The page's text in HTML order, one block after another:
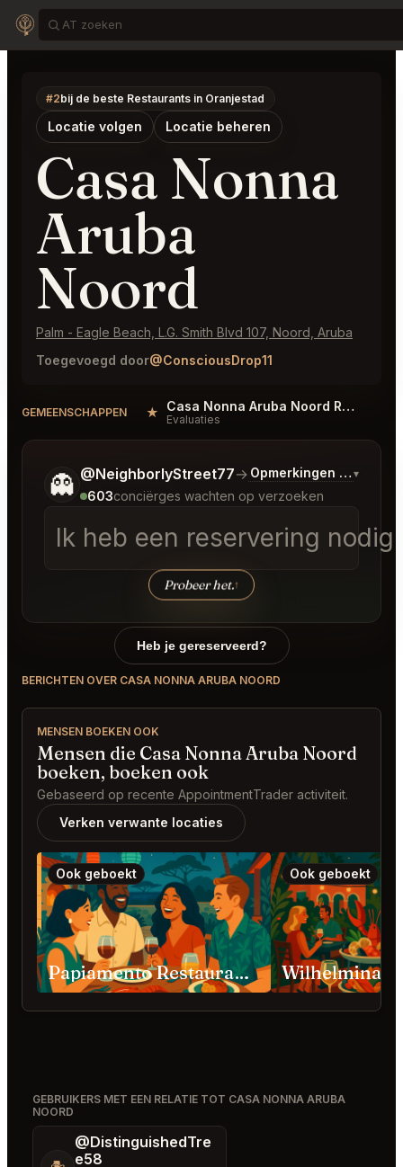
#2bij de beste Restaurants in Oranjestad
Locatie volgen Locatie beheren
Casa Nonna
Aruba
Noord
Palm - Eagle Beach, L.G. Smith Blvd 107, Noord, Aruba
Toegevoegd door@ConsciousDrop11
GEMEENSCHAPPEN ★ Casa Nonna Aruba Noord Reviews
Evaluaties
👻 @NeighborlyStreet77→ Opmerkingen over
▾
603conciërges wachten op verzoeken
Ik heb een reservering
Probeer het.↑
Vertel me wat je wilt.
Heb je gereserveerd?
BERICHTEN OVER CASA NONNA ARUBA NOORD
MENSEN BOEKEN OOK
Mensen die Casa Nonna Aruba Noord
boeken, boeken ook
Gebaseerd op recente AppointmentTrader activiteit.
Verken verwante locaties
Ook geboekt
Papiamento Restaurant Noord
Ook geboekt
GEBRUIKERS MET EEN RELATIE TOT CASA NONNA ARUBA
NOORD
@DistinguishedTre
e58